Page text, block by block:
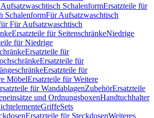
SchalenformErsatzteile für
SchalenformFür Aufsatzwaschtisch
Für Aufsatzwaschtisch
Ersatzteile für SeitenschränkeNiedrige
für Niedrige
Ersatzteile für
Ersatzteile für
Ersatzteile für
MöbelErsatzteile für Weitere
für WandablagenZubehörErsatzteile
und OrdnungsboxenHandtuchhalter
GriffeSets
Ersatzteile für SteckdosenWeiteres